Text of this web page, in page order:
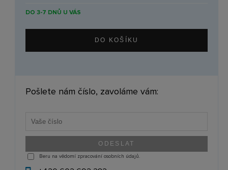
DO 3-7 DNŮ U VÁS
Pošlete nám číslo, zavoláme vám:
Beru na vědomí zpracování osobních údajů.